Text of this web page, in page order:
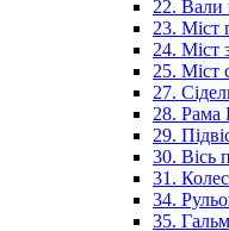
22. Вали
23. Міст
24. Міст
25. Міст
27.
28.
29.
30. Вісь
31.
34.
35.